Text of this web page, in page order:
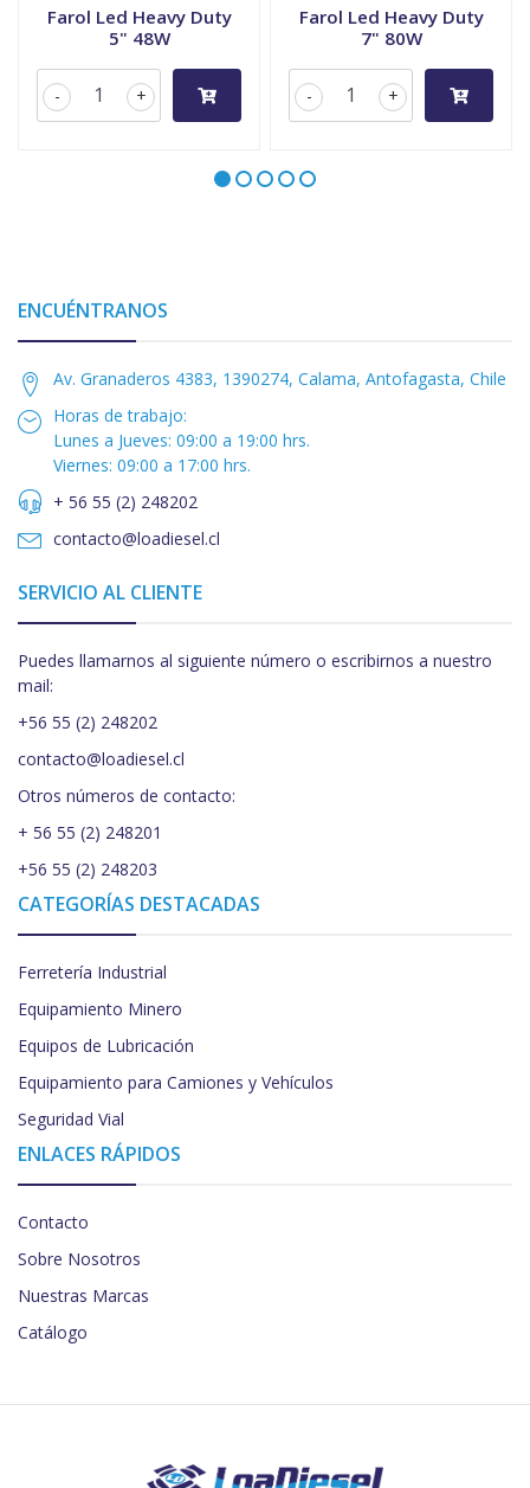
Farol Led Heavy Duty
5" 48W
+
-
Farol Led Heavy Duty
7" 80W
+
-
ENCUÉNTRANOS
Av. Granaderos 4383, 1390274, Calama, Antofagasta, Chile
Horas de trabajo:
Lunes a Jueves: 09:00 a 19:00 hrs.
Viernes: 09:00 a 17:00 hrs.
+ 56 55 (2) 248202
contacto@loadiesel.cl
SERVICIO AL CLIENTE
Puedes llamarnos al siguiente número o escribirnos a nuestro
mail:
+56 55 (2) 248202
contacto@loadiesel.cl
Otros números de contacto:
+ 56 55 (2) 248201
+56 55 (2) 248203
CATEGORÍAS DESTACADAS
Ferretería Industrial
Equipamiento Minero
Equipos de Lubricación
Equipamiento para Camiones y Vehículos
Seguridad Vial
ENLACES RÁPIDOS
Contacto
Sobre Nosotros
Nuestras Marcas
Catálogo